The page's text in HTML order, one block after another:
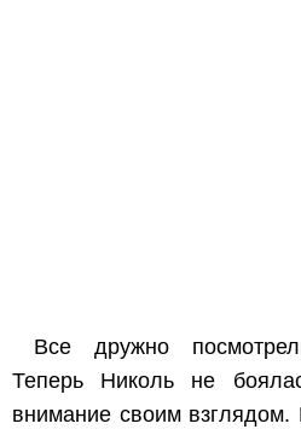
Все дружно
Теперь Николь не
внимание своим